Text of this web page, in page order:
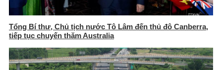
Tổng Bí thư, Chủ tịch nước Tô Lâm đến thủ đô Canberra,
tiếp tục chuyến thăm Australia